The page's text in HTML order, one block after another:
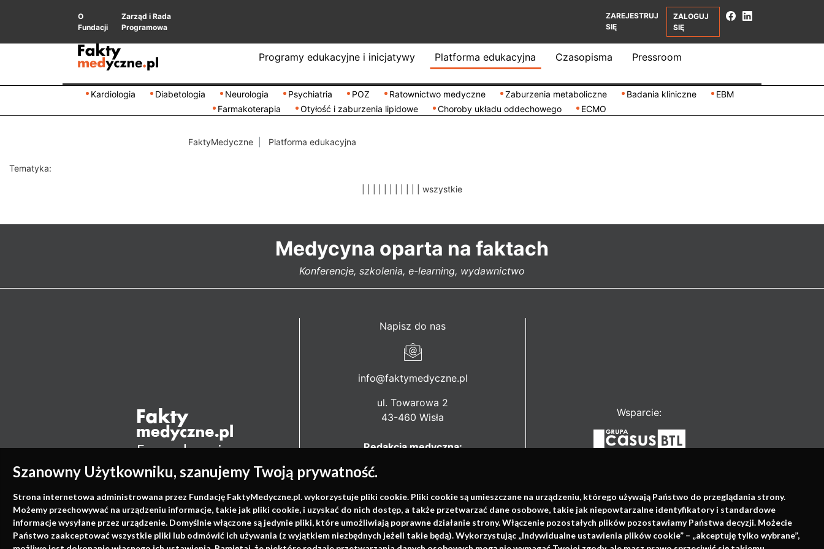
Szanowny Użytkowniku, szanujemy Twoją prywatność.
Strona internetowa administrowana przez Fundację FaktyMedyczne.pl. wykorzystuje pliki cookie. Pliki cookie są umieszczane na urządzeniu, którego używają Państwo do przeglądania strony.
Możemy przechowywać na urządzeniu informacje, takie jak pliki cookie, i uzyskać do nich dostęp, a także przetwarzać dane osobowe, takie jak niepowtarzalne identyfikatory i standardowe
informacje wysyłane przez urządzenie. Domyślnie włączone są jedynie pliki, które umożliwiają poprawne działanie strony. Włączenie pozostałych plików pozostawiamy Państwa decyzji. Możecie
Państwo zaakceptować wszystkie pliki lub odmówić ich używania (z wyjątkiem niezbędnych jeżeli takie będą). Wykorzystując „Indywidualne ustawienia plików cookie” – „akceptuję tylko wybrane”,
O
Fundacji
Zarząd i Rada
Programowa
ZAREJESTRUJ
SIĘ
ZALOGUJ
SIĘ
Programy edukacyjne i inicjatywy Platforma edukacyjna Czasopisma Pressroom
Kardiologia Diabetologia Neurologia Psychiatria POZ Ratownictwo medyczne Zaburzenia metaboliczne Badania kliniczne
EBM
Farmakoterapia
Otyłość i zaburzenia lipidowe Choroby układu oddechowego ECMO
FaktyMedyczne Platforma edukacyjna
Tematyka:
wszystkie
Medycyna oparta na faktach
Konferencje, szkolenia, e-learning, wydawnictwo
Napisz do nas
info@faktymedyczne.pl
ul. Towarowa 2
43-460 Wisła
Redakcja medyczna:
Biuro Zarządu Fundacji:
ul. Rodawska 26
61-312 Poznań
Wsparcie: